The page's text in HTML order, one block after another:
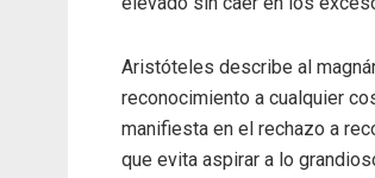
Aristóteles describe al
reconocimiento a cualquier
manifiesta en el rechazo a
que evita aspirar a lo